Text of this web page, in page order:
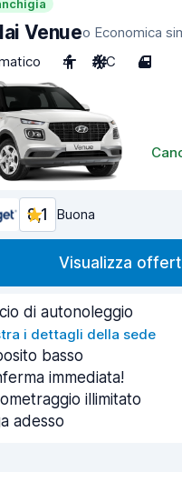
Venueo Economica
4 A/C 4
8,1 Buona
Visualizza
di autonoleggio
i dettagli della sede
basso
immediata!
illimitato
adesso